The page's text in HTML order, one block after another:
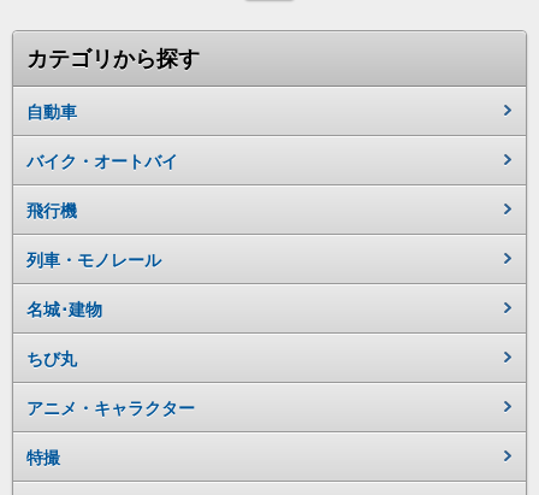
カテゴリから探す
自動車
バイク・オートバイ
飛行機
列車・モノレール
名城･建物
ちび丸
アニメ・キャラクター
特撮